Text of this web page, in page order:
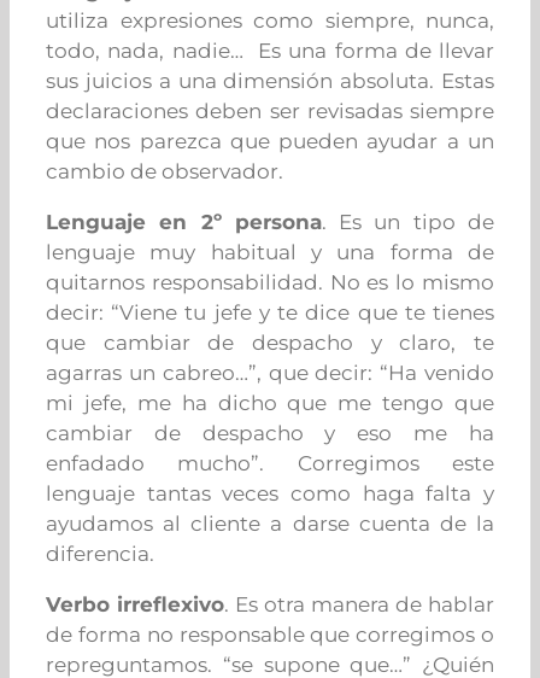
utiliza expresiones como siempre, nunca,
todo, nada, nadie… Es una forma de llevar
sus juicios a una dimensión absoluta. Estas
declaraciones deben ser revisadas siempre
que nos parezca que pueden ayudar a un
cambio de observador.
Lenguaje en 2º persona. Es un tipo de
lenguaje muy habitual y una forma de
quitarnos responsabilidad. No es lo mismo
decir: “Viene tu jefe y te dice que te tienes
que cambiar de despacho y claro, te
agarras un cabreo…”, que decir: “Ha venido
mi jefe, me ha dicho que me tengo que
cambiar de despacho y eso me ha
enfadado mucho”. Corregimos este
lenguaje tantas veces como haga falta y
ayudamos al cliente a darse cuenta de la
diferencia.
Verbo irreflexivo. Es otra manera de hablar
de forma no responsable que corregimos o
repreguntamos. “se supone que…” ¿Quién